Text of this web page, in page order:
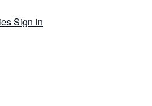
Sign in